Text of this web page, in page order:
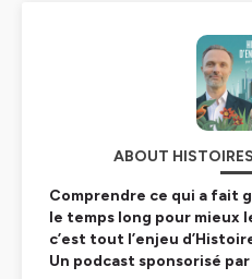
ABOUT
Comprendre ce qui a fait
le temps long pour mieux
c’est tout l’enjeu
Un podcast sponsorisé